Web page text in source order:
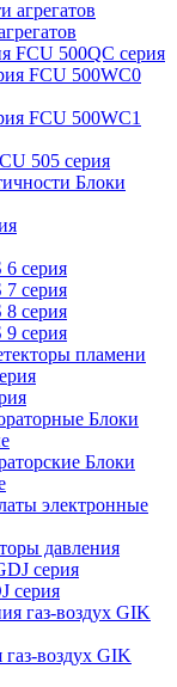
FCU 500QC серия
FCU 500WC0
FCU 500WC1
505 серия
Блоки
6 серия
7 серия
8 серия
9 серия
пламени
Блоки
Блоки
электронные
давления
серия
воздух GIK